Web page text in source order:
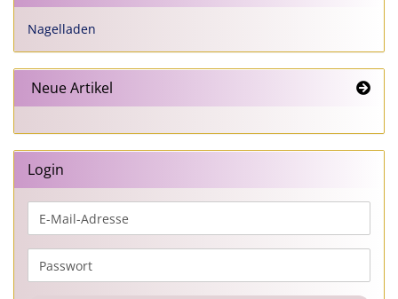
Nagelladen
Neue Artikel
Login
E-
Mail-
Adresse
Passwort